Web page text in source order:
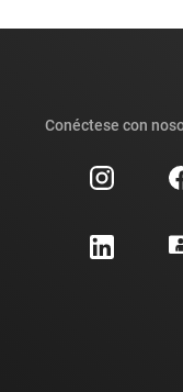
Conéctese con